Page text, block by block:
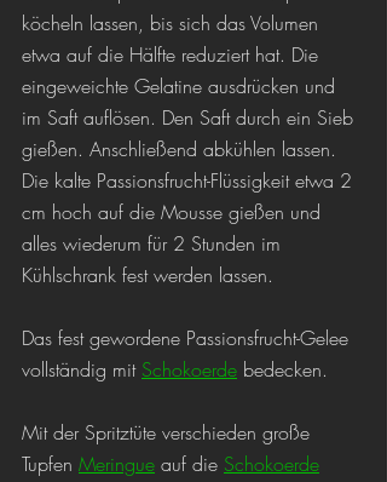
köcheln lassen, bis sich das Volumen
etwa auf die Hälfte reduziert hat. Die
eingeweichte Gelatine ausdrücken und
im Saft auflösen. Den Saft durch ein Sieb
gießen. Anschließend abkühlen lassen.
Die kalte Passionsfrucht-Flüssigkeit etwa 2
cm hoch auf die Mousse gießen und
alles wiederum für 2 Stunden im
Kühlschrank fest werden lassen.
Das fest gewordene Passionsfrucht-Gelee
vollständig mit Schokoerde bedecken.
Mit der Spritztüte verschieden große
Tupfen Meringue auf die Schokoerde